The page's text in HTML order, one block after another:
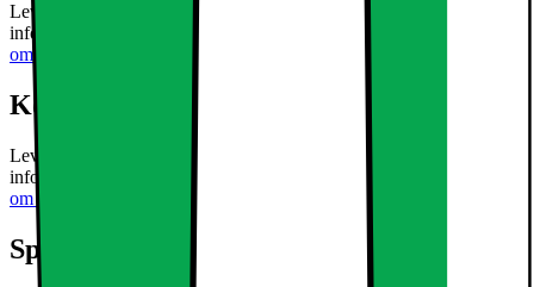
Leveringsomfang: 6 x gadelampe 12W Neutral White Teknisk
information: Strøm: 12W Vinkel: 120 ° Strømforbrug: ca.
om produktet
Kort om produktet
Leveringsomfang: 6 x gadelampe 12W Neutral White Teknisk
information: Strøm: 12W Vinkel: 120 ° Strømforbrug: ca.
om produktet
Specifikationer